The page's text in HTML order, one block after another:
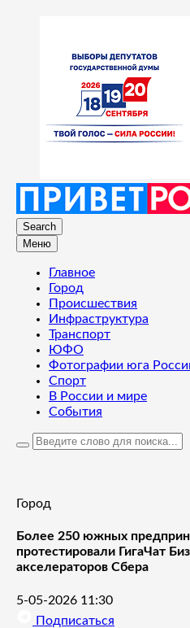
Search
Меню
Главное
Город
Происшествия
Инфраструктура
Транспорт
ЮФО
Фотографии юга
Спорт
В России и мире
События
Город
Более 250 южных
протестировали ГигаЧат
акселераторов Сбера
5-05-2026 11:30
Подписаться